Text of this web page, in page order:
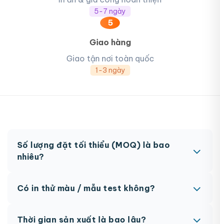
5-7 ngày
5
Giao hàng
Giao tận nơi toàn quốc
1-3 ngày
Số lượng đặt tối thiểu (MOQ) là bao
nhiêu?
đặc biệt có thể có MOQ khác nhau.
Có in thử màu / mẫu test không?
Thời gian sản xuất là bao lâu?